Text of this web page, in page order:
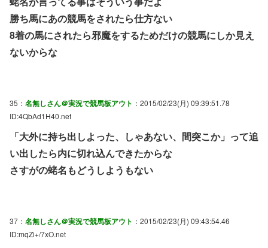
勝ち馬にあの競馬をされたら仕方ない
8着の馬にされたら邪魔をするためだけの競馬にしか見え
ないからな
35： 名無しさん＠実況で競馬板アウト ：2015/02/23(月) 09:39:51.78
ID:4QbAd1H40.net
「大外に持ち出しよった、しゃあない、間突こか」って追
い出したら内に切れ込んできたからな
さすがの蛯名もどうしようもない
37： 名無しさん＠実況で競馬板アウト ：2015/02/23(月) 09:43:54.46
ID:mqZi+/7xO.net